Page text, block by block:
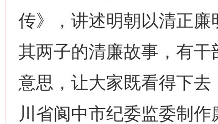
传》，讲述明朝以清正
其两子的清廉故事，有干
意思，让大家既看得下去
川省阆中市纪委监委制